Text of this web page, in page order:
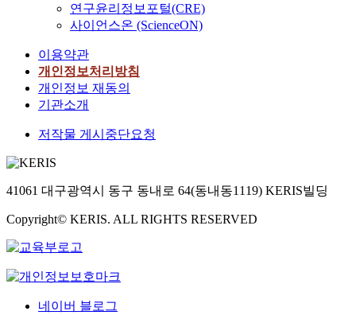
연구윤리정보포털(CRE)
사이언스온 (ScienceON)
이용약관
개인정보처리방침
개인정보 재동의
기관소개
저작물 게시중단요청
41061 대구광역시 동구 동내로 64(동내동1119) KERIS빌딩
Copyright© KERIS. ALL RIGHTS RESERVED
네이버 블로그